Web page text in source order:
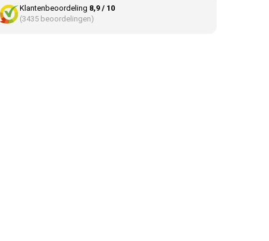
Klantenbeoordeling 8,9 / 10
(3435 beoordelingen)